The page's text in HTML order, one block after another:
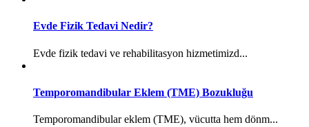
Evde Fizik Tedavi Nedir?
Evde fizik tedavi ve rehabilitasyon hizmetimizd...
Temporomandibular Eklem (TME) Bozukluğu
Temporomandibular eklem (TME), vücutta hem dönm...